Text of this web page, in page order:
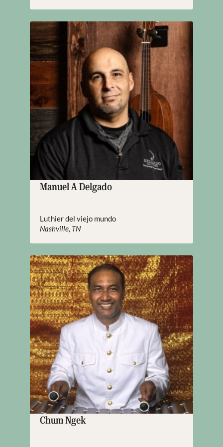
Manuel A Delgado
Luthier del viejo mundo
Nashville, TN
Chum Ngek